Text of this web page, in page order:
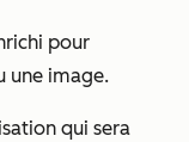
pour
une image.
qui sera